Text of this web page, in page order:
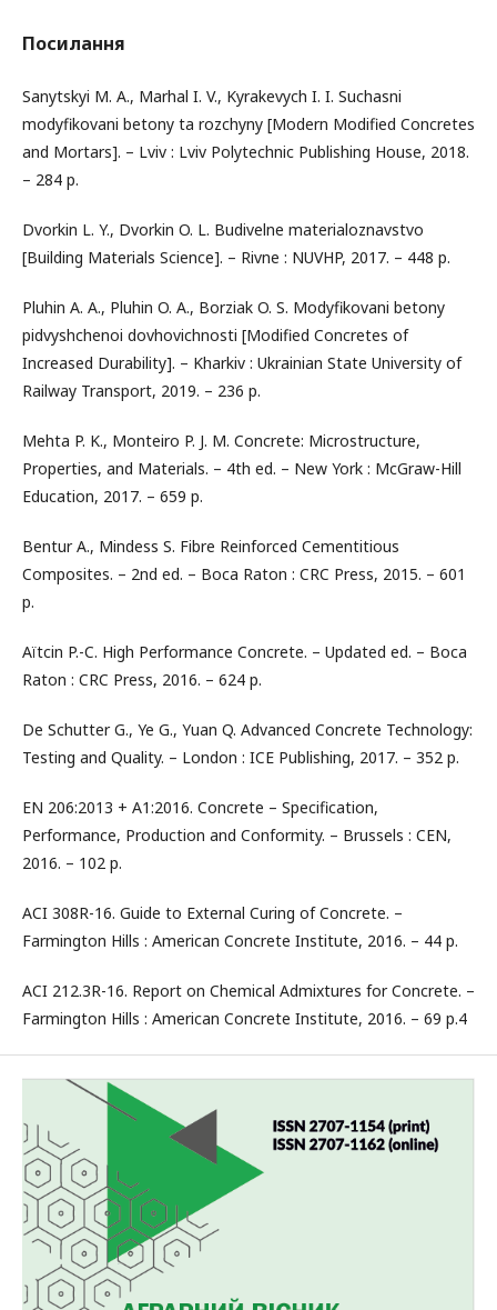
Посилання
Sanytskyi M. A., Marhal I. V., Kyrakevych I. I. Suchasni
modyfikovani betony ta rozchyny [Modern Modified Concretes
and Mortars]. – Lviv : Lviv Polytechnic Publishing House, 2018.
– 284 p.
Dvorkin L. Y., Dvorkin O. L. Budivelne materialoznavstvo
[Building Materials Science]. – Rivne : NUVHP, 2017. – 448 p.
Pluhin A. A., Pluhin O. A., Borziak O. S. Modyfikovani betony
pidvyshchenoi dovhovichnosti [Modified Concretes of
Increased Durability]. – Kharkiv : Ukrainian State University of
Railway Transport, 2019. – 236 p.
Mehta P. K., Monteiro P. J. M. Concrete: Microstructure,
Properties, and Materials. – 4th ed. – New York : McGraw-Hill
Education, 2017. – 659 p.
Bentur A., Mindess S. Fibre Reinforced Cementitious
Composites. – 2nd ed. – Boca Raton : CRC Press, 2015. – 601
p.
Aïtcin P.-C. High Performance Concrete. – Updated ed. – Boca
Raton : CRC Press, 2016. – 624 p.
De Schutter G., Ye G., Yuan Q. Advanced Concrete Technology:
Testing and Quality. – London : ICE Publishing, 2017. – 352 p.
EN 206:2013 + A1:2016. Concrete – Specification,
Performance, Production and Conformity. – Brussels : CEN,
2016. – 102 p.
ACI 308R-16. Guide to External Curing of Concrete. –
Farmington Hills : American Concrete Institute, 2016. – 44 p.
ACI 212.3R-16. Report on Chemical Admixtures for Concrete. –
Farmington Hills : American Concrete Institute, 2016. – 69 p.4